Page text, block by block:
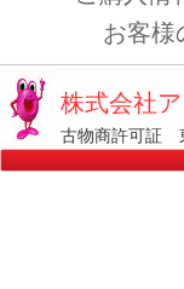
お客様
株式会社
古物商許可証